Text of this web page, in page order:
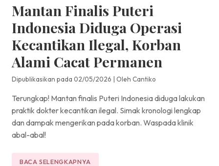
Mantan Finalis Puteri
Indonesia Diduga Operasi
Kecantikan Ilegal, Korban
Alami Cacat Permanen
Dipublikasikan pada 02/05/2026 | Oleh Cantiko
Terungkap! Mantan finalis Puteri Indonesia diduga lakukan
praktik dokter kecantikan ilegal. Simak kronologi lengkap
dan dampak mengerikan pada korban. Waspada klinik
abal-abal!
BACA SELENGKAPNYA